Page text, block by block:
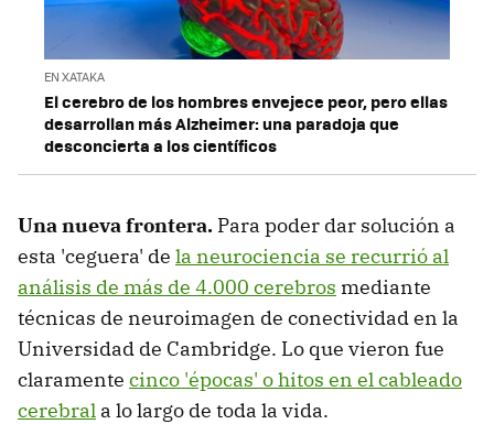
EN XATAKA
El cerebro de los hombres envejece peor, pero ellas
desarrollan más Alzheimer: una paradoja que
desconcierta a los científicos
Una nueva frontera. Para poder dar solución a
esta 'ceguera' de la neurociencia se recurrió al
análisis de más de 4.000 cerebros mediante
técnicas de neuroimagen de conectividad en la
Universidad de Cambridge. Lo que vieron fue
claramente cinco 'épocas' o hitos en el cableado
cerebral a lo largo de toda la vida.